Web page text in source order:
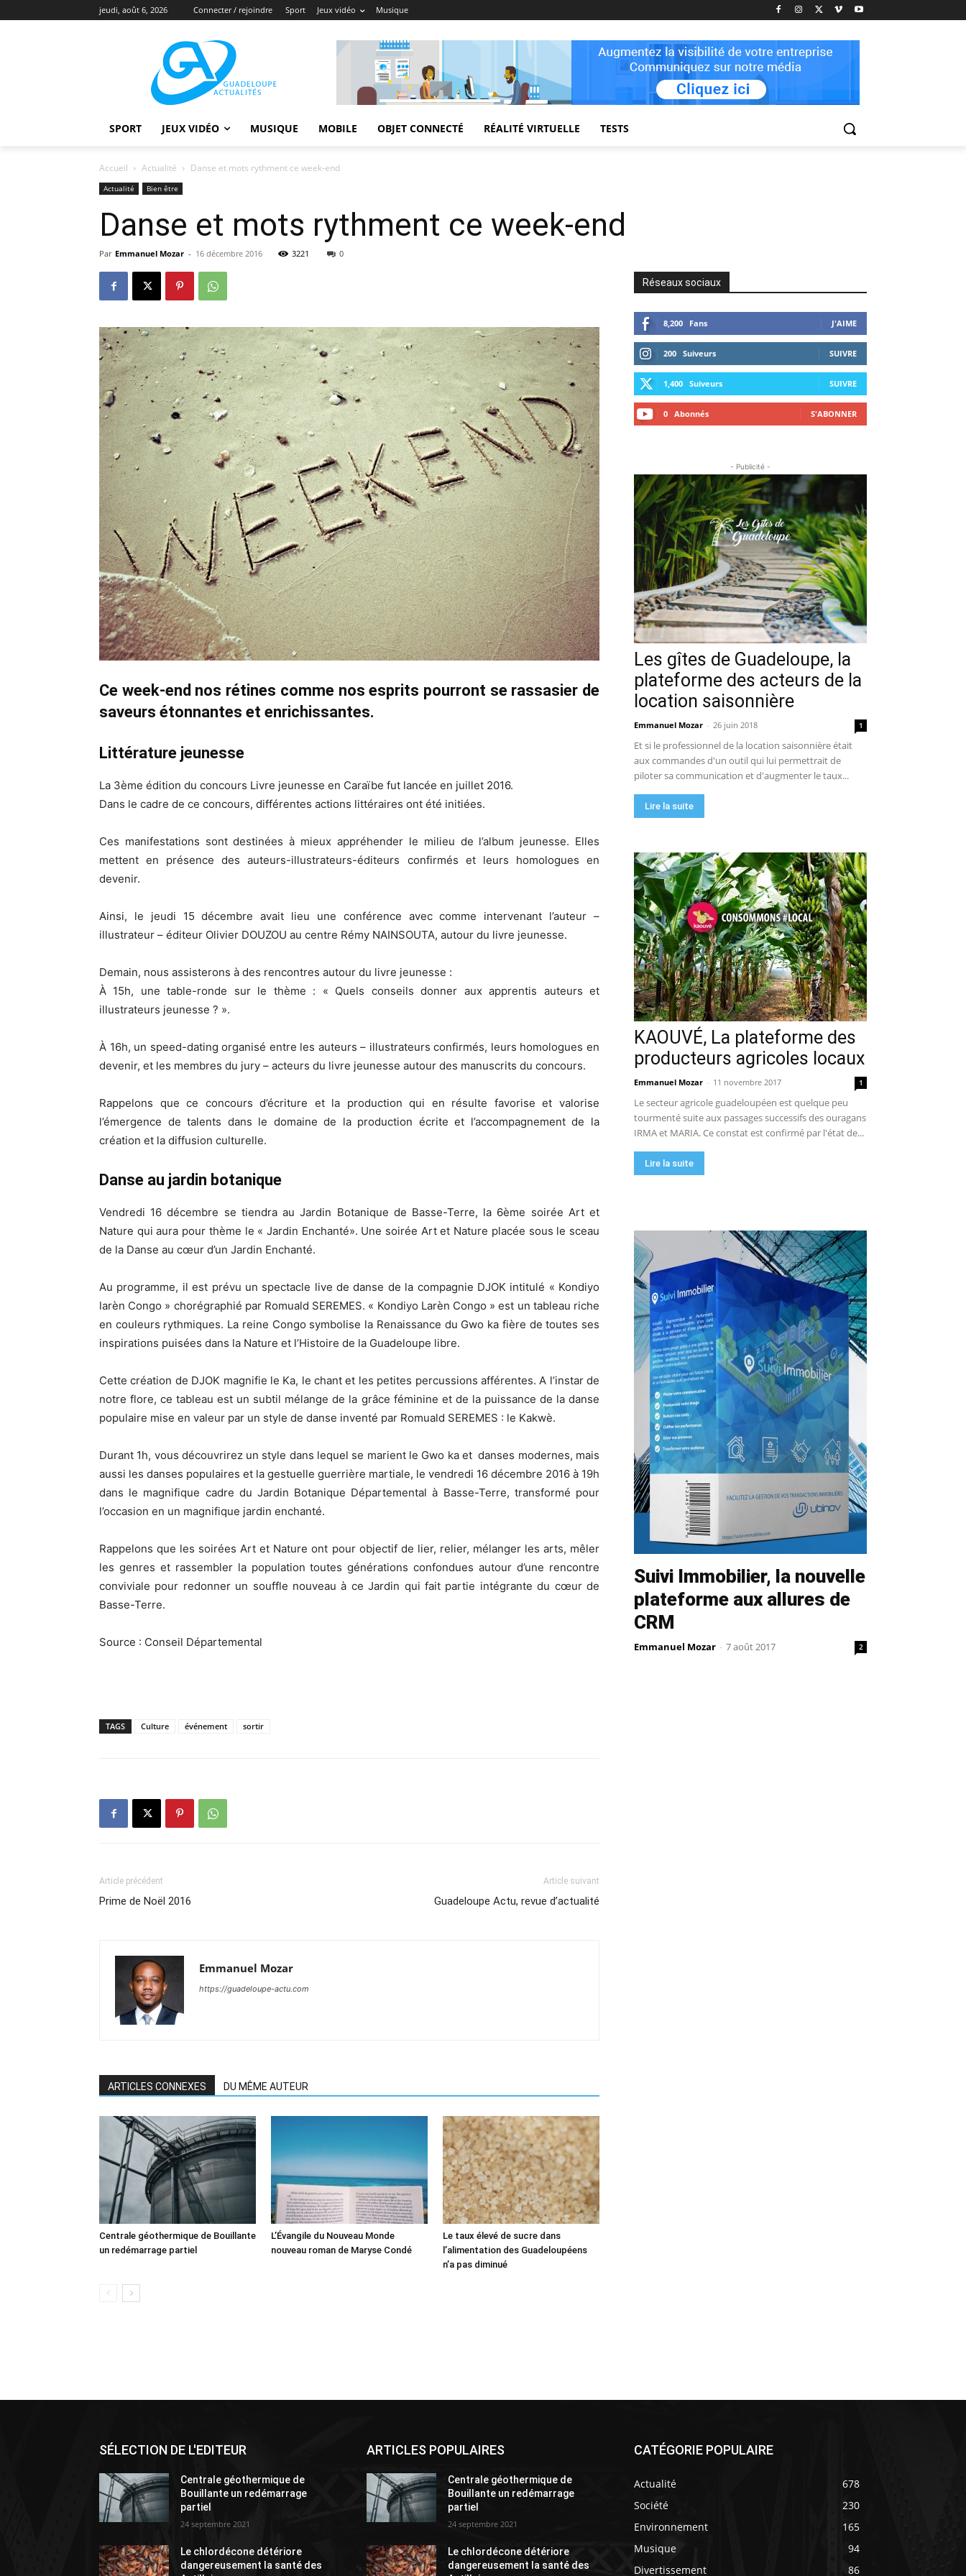
jeudi, août 6, 2026 Connecter / rejoindre Sport Jeux vidéo Musique
SPORT JEUX VIDÉO MUSIQUE MOBILE OBJET CONNECTÉ RÉALITÉ VIRTUELLE TESTS
Accueil Actualité Danse et mots rythment ce week-end
Actualité Bien être
Danse et mots rythment ce week-end
Par Emmanuel Mozar - 16 décembre 2016 3221 0
Ce week-end nos rétines comme nos esprits pourront se rassasier de
saveurs étonnantes et enrichissantes.
Littérature jeunesse
La 3ème édition du concours Livre jeunesse en Caraïbe fut lancée en juillet 2016.
Dans le cadre de ce concours, différentes actions littéraires ont été initiées.
Ces manifestations sont destinées à mieux appréhender le milieu de l’album jeunesse. Elles
mettent en présence des auteurs-illustrateurs-éditeurs confirmés et leurs homologues en
devenir.
Ainsi, le jeudi 15 décembre avait lieu une conférence avec comme intervenant l’auteur –
illustrateur – éditeur Olivier DOUZOU au centre Rémy NAINSOUTA, autour du livre jeunesse.
Demain, nous assisterons à des rencontres autour du livre jeunesse :
À 15h, une table-ronde sur le thème : « Quels conseils donner aux apprentis auteurs et
illustrateurs jeunesse ? ».
À 16h, un speed-dating organisé entre les auteurs – illustrateurs confirmés, leurs homologues en
devenir, et les membres du jury – acteurs du livre jeunesse autour des manuscrits du concours.
Rappelons que ce concours d’écriture et la production qui en résulte favorise et valorise
l’émergence de talents dans le domaine de la production écrite et l’accompagnement de la
création et la diffusion culturelle.
Danse au jardin botanique
Vendredi 16 décembre se tiendra au Jardin Botanique de Basse-Terre, la 6ème soirée Art et
Nature qui aura pour thème le « Jardin Enchanté». Une soirée Art et Nature placée sous le sceau
de la Danse au cœur d’un Jardin Enchanté.
Au programme, il est prévu un spectacle live de danse de la compagnie DJOK intitulé « Kondiyo
larèn Congo » chorégraphié par Romuald SEREMES. « Kondiyo Larèn Congo » est un tableau riche
en couleurs rythmiques. La reine Congo symbolise la Renaissance du Gwo ka fière de toutes ses
inspirations puisées dans la Nature et l’Histoire de la Guadeloupe libre.
Cette création de DJOK magnifie le Ka, le chant et les petites percussions afférentes. A l’instar de
notre flore, ce tableau est un subtil mélange de la grâce féminine et de la puissance de la danse
populaire mise en valeur par un style de danse inventé par Romuald SEREMES : le Kakwè.
Durant 1h, vous découvrirez un style dans lequel se marient le Gwo ka et danses modernes, mais
aussi les danses populaires et la gestuelle guerrière martiale, le vendredi 16 décembre 2016 à 19h
dans le magnifique cadre du Jardin Botanique Départemental à Basse-Terre, transformé pour
l’occasion en un magnifique jardin enchanté.
Rappelons que les soirées Art et Nature ont pour objectif de lier, relier, mélanger les arts, mêler
les genres et rassembler la population toutes générations confondues autour d’une rencontre
conviviale pour redonner un souffle nouveau à ce Jardin qui fait partie intégrante du cœur de
Basse-Terre.
Source : Conseil Départemental
TAGS Culture événement sortir
Article précédent
Prime de Noël 2016
Article suivant
Guadeloupe Actu, revue d’actualité
Emmanuel Mozar
https://guadeloupe-actu.com
ARTICLES CONNEXES DU MÊME AUTEUR
Centrale géothermique de Bouillante
un redémarrage partiel
L’Évangile du Nouveau Monde
nouveau roman de Maryse Condé
Le taux élevé de sucre dans
l’alimentation des Guadeloupéens
n’a pas diminué
Réseaux sociaux
8,200 Fans J'AIME
200 Suiveurs SUIVRE
1,400 Suiveurs SUIVRE
0 Abonnés S'ABONNER
- Publicité -
Les gîtes de Guadeloupe, la
plateforme des acteurs de la
location saisonnière
Emmanuel Mozar - 26 juin 2018 1
Et si le professionnel de la location saisonnière était
aux commandes d'un outil qui lui permettrait de
piloter sa communication et d'augmenter le taux...
Lire la suite
KAOUVÉ, La plateforme des
producteurs agricoles locaux
Emmanuel Mozar - 11 novembre 2017 1
Le secteur agricole guadeloupéen est quelque peu
tourmenté suite aux passages successifs des ouragans
IRMA et MARIA. Ce constat est confirmé par l'état de...
Lire la suite
Suivi Immobilier, la nouvelle
plateforme aux allures de
CRM
Emmanuel Mozar - 7 août 2017 2
SÉLECTION DE L'EDITEUR
Centrale géothermique de
Bouillante un redémarrage
partiel
24 septembre 2021
Le chlordécone détériore
dangereusement la santé des
ARTICLES POPULAIRES
Centrale géothermique de
Bouillante un redémarrage
partiel
24 septembre 2021
Le chlordécone détériore
dangereusement la santé des
CATÉGORIE POPULAIRE
Actualité
678
Société
230
Environnement
165
Musique
94
Divertissement
86